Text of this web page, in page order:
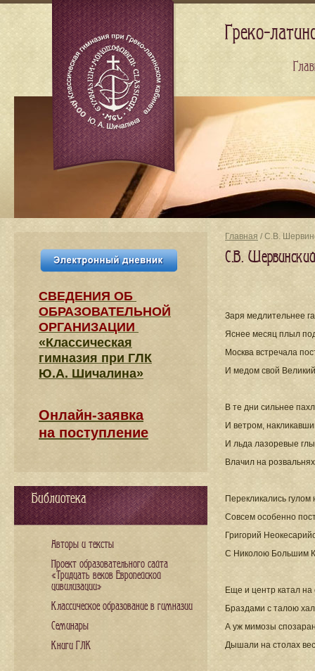
Главная / С.В.
С.В.
Заря медлительнее
Яснее месяц плыл
Москва встречала
И медом свой
В те дни сильнее
И ветром,
И льда лазоревые
Влачил на
Перекликались гулом
Совсем особенно
Григорий
С Николою Большим
Еще и центр катал на
Браздами с талою
А уж мимозы
Дышали на столах
СВЕДЕНИЯ​ ОБ
ОБРАЗОВАТЕЛЬНОЙ
ОРГАНИЗАЦИИ
«Классическая
гимназия при ГЛК
Ю.А. Шичалина»
Онлайн-заявка
на поступление
Библиотека
Авторы и тексты
Проект образовательного сайта
«Тридцать веков Европейской
цивилизации»
Классическое образование в гимназии
Семинары
Книги ГЛК
Греко-